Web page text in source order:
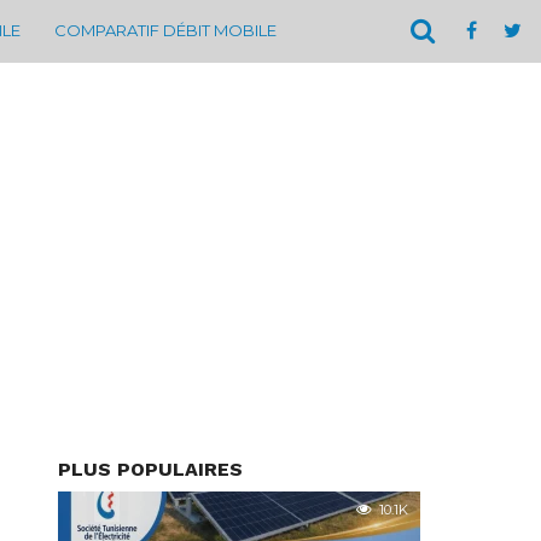
COMPARATIF DÉBIT MOBILE
PLUS POPULAIRES
10.1K